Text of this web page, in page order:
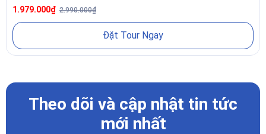
1.979.000₫ 2.990.000₫
Đặt Tour Ngay
Theo dõi và cập nhật tin tức
mới nhất